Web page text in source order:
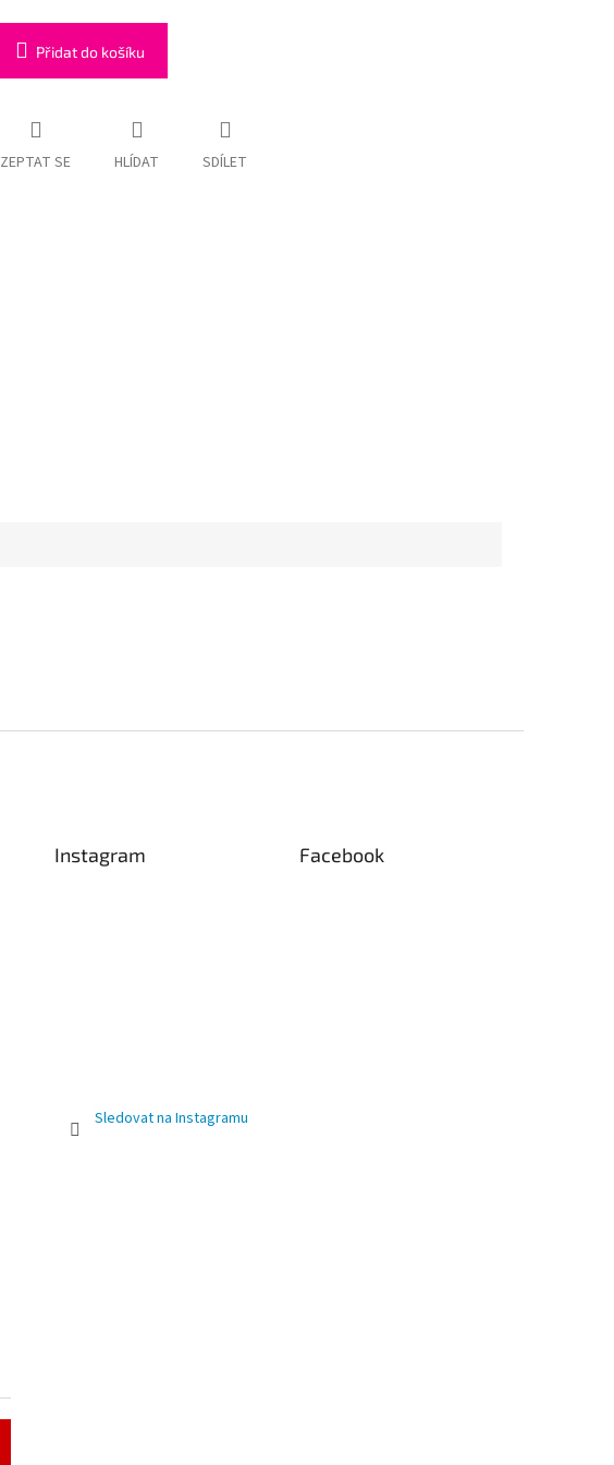
Přidat do košíku
ZEPTAT SE HLÍDAT SDÍLET
Instagram
Sledovat na Instagramu
Facebook